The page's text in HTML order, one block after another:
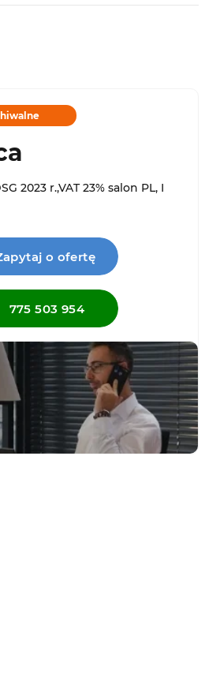
2023 r.,VAT 23% salon PL, I
o ofertę
775 503 954